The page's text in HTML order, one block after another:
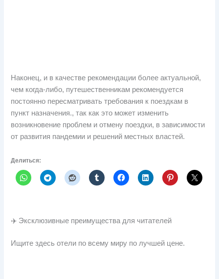
Наконец, и в качестве рекомендации более актуальной,
чем когда-либо, путешественникам рекомендуется
постоянно пересматривать требования к поездкам в
пункт назначения., так как это может изменить
возникновение проблем и отмену поездки, в зависимости
от развития пандемии и решений местных властей.
Делиться:
✈️ Эксклюзивные преимущества для читателей
Ищите здесь отели по всему миру по лучшей цене.